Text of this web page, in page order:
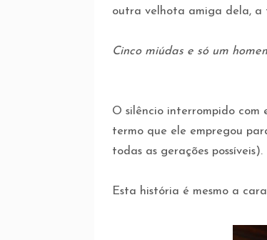
outra velhota amiga dela, a
Cinco miúdas e só um
O silêncio interrompido com
termo que ele empregou
todas as gerações
Esta história é mesmo a